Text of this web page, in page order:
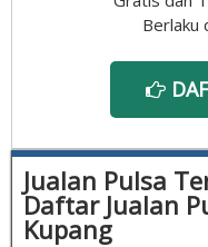
Berlaku
Jualan Pulsa
Daftar Jualan
Kupang